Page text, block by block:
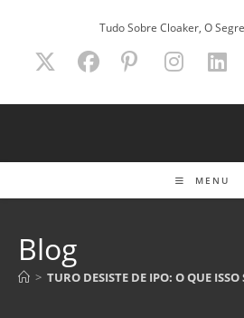
Tudo Sobre Cloaker, O
MENU
Blog
> TURO DESISTE DE IPO: O QUE